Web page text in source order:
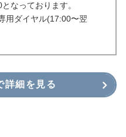
なっております。
用ダイヤル(17:00〜翌
詳細を見る